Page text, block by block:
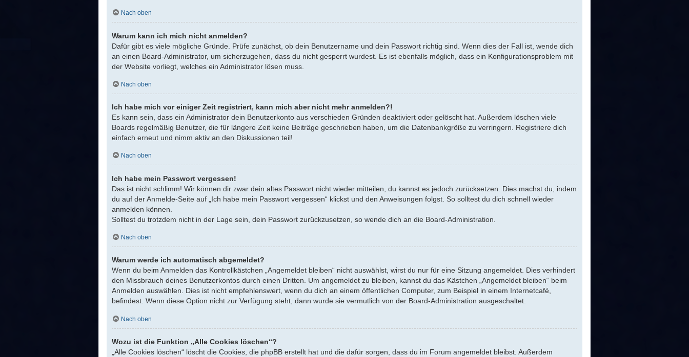
Nach oben
Warum kann ich mich nicht anmelden?
Dafür gibt es viele mögliche Gründe. Prüfe zunächst, ob dein Benutzername und dein Passwort richtig sind. Wenn dies der Fall ist, wende dich
an einen Board-Administrator, um sicherzugehen, dass du nicht gesperrt wurdest. Es ist ebenfalls möglich, dass ein Konfigurationsproblem mit
der Website vorliegt, welches ein Administrator lösen muss.
Nach oben
Ich habe mich vor einiger Zeit registriert, kann mich aber nicht mehr anmelden?!
Es kann sein, dass ein Administrator dein Benutzerkonto aus verschieden Gründen deaktiviert oder gelöscht hat. Außerdem löschen viele
Boards regelmäßig Benutzer, die für längere Zeit keine Beiträge geschrieben haben, um die Datenbankgröße zu verringern. Registriere dich
einfach erneut und nimm aktiv an den Diskussionen teil!
Nach oben
Ich habe mein Passwort vergessen!
Das ist nicht schlimm! Wir können dir zwar dein altes Passwort nicht wieder mitteilen, du kannst es jedoch zurücksetzen. Dies machst du, indem
du auf der Anmelde-Seite auf „Ich habe mein Passwort vergessen“ klickst und den Anweisungen folgst. So solltest du dich schnell wieder
anmelden können.
Solltest du trotzdem nicht in der Lage sein, dein Passwort zurückzusetzen, so wende dich an die Board-Administration.
Nach oben
Warum werde ich automatisch abgemeldet?
Wenn du beim Anmelden das Kontrollkästchen „Angemeldet bleiben“ nicht auswählst, wirst du nur für eine Sitzung angemeldet. Dies verhindert
den Missbrauch deines Benutzerkontos durch einen Dritten. Um angemeldet zu bleiben, kannst du das Kästchen „Angemeldet bleiben“ beim
Anmelden auswählen. Dies ist nicht empfehlenswert, wenn du dich an einem öffentlichen Computer, zum Beispiel in einem Internetcafé,
befindest. Wenn diese Option nicht zur Verfügung steht, dann wurde sie vermutlich von der Board-Administration ausgeschaltet.
Nach oben
Wozu ist die Funktion „Alle Cookies löschen“?
„Alle Cookies löschen“ löscht die Cookies, die phpBB erstellt hat und die dafür sorgen, dass du im Forum angemeldet bleibst. Außerdem